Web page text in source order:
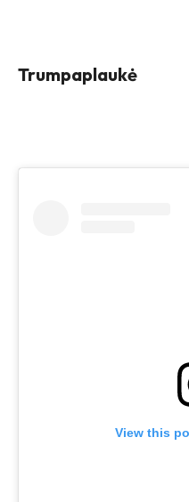
Trumpaplaukė
View this